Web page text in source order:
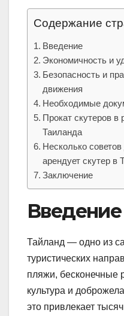
Содержание
Введение
Экономичность и
Безопасность и
движения
Необходимые
Прокат скутеров в
Таиланда
Несколько
арендует скутер в
Заключение
Введение
Тайланд — одно из
туристических
пляжи, бесконечные
культура и
это привлекает